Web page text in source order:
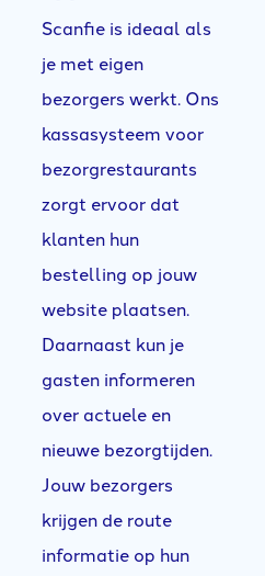
Scanfie is ideaal als
je met eigen
bezorgers werkt. Ons
kassasysteem voor
bezorgrestaurants
zorgt ervoor dat
klanten hun
bestelling op jouw
website plaatsen.
Daarnaast kun je
gasten informeren
over actuele en
nieuwe bezorgtijden.
Jouw bezorgers
krijgen de route
informatie op hun